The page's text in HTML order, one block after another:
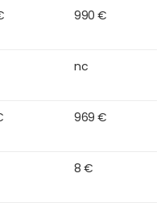
990 €
nc
969 €
8 €